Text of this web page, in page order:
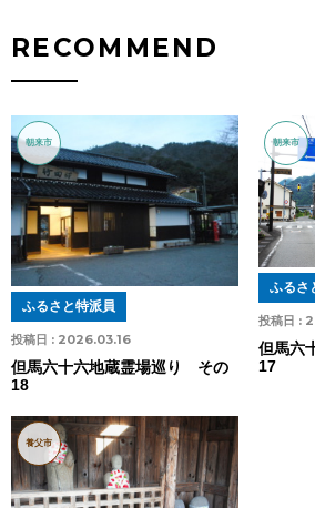
RECOMMEND
朝来市
投稿日 : 2026.03.16
ふるさと特派員
但馬六十六地蔵霊場巡り その
18
朝来市
投稿日 :
ふるさ
但馬六
17
養父市